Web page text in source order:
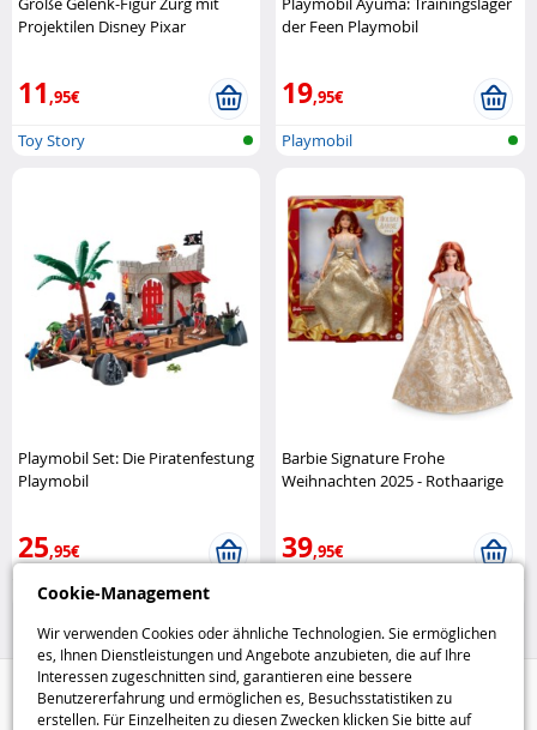
Cookie-Management
Wir verwenden Cookies oder ähnliche Technologien. Sie ermöglichen
es, Ihnen Dienstleistungen und Angebote anzubieten, die auf Ihre
Interessen zugeschnitten sind, garantieren eine bessere
Benutzererfahrung und ermöglichen es, Besuchsstatistiken zu
erstellen. Für Einzelheiten zu diesen Zwecken klicken Sie bitte auf
Projektilen Disney Pixar
11,95€
Toy Story
der Feen Playmobil
19,95€
Playmobil
Playmobil Set: Die Piratenfestung
Playmobil
25,95€
Playmobil
Barbie Signature Frohe
Weihnachten 2025 - Rothaarige
39,95€
Hilfe / Kontakt